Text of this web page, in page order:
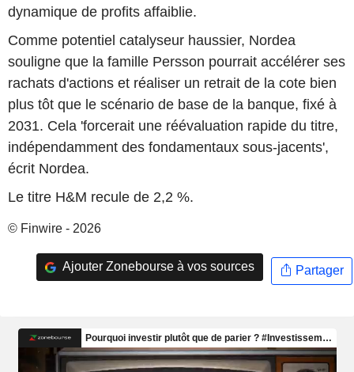
dynamique de profits affaiblie.
Comme potentiel catalyseur haussier, Nordea
souligne que la famille Persson pourrait accélérer ses
rachats d'actions et réaliser un retrait de la cote bien
plus tôt que le scénario de base de la banque, fixé à
2031. Cela 'forcerait une réévaluation rapide du titre,
indépendamment des fondamentaux sous-jacents',
écrit Nordea.
Le titre H&M recule de 2,2 %.
© Finwire - 2026
Ajouter Zonebourse à vos sources Partager